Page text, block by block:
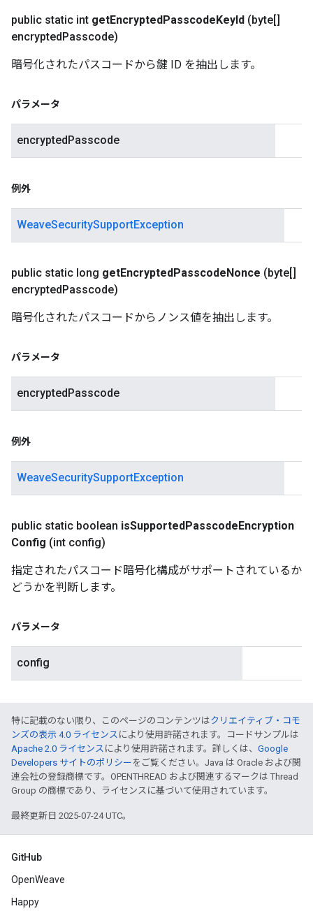
public static int getEncryptedPasscodeKeyId (byte[]
encryptedPasscode)
暗号化されたパスコードから鍵 ID を抽出します。
パラメータ
encryptedPasscode
例外
WeaveSecuritySupportException
public static long getEncryptedPasscodeNonce (byte[]
encryptedPasscode)
暗号化されたパスコードからノンス値を抽出します。
パラメータ
encryptedPasscode
例外
WeaveSecuritySupportException
public static boolean isSupportedPasscodeEncryption
Config (int config)
指定されたパスコード暗号化構成がサポートされているか
どうかを判断します。
パラメータ
config
特に記載のない限り、このページのコンテンツはクリエイティブ・コモ
ンズの表示 4.0 ライセンス により使用許諾されます。コードサンプルは
Apache 2.0 ライセンス により使用許諾されます。詳しくは、 Google
Developers サイトのポリシー をご覧ください。Java は Oracle および関
連会社の登録商標です。OPENTHREAD および関連するマークは Thread
Group の商標であり、ライセンスに基づいて使用されています。
最終更新日 2025-07-24 UTC。
GitHub
OpenWeave
Happy